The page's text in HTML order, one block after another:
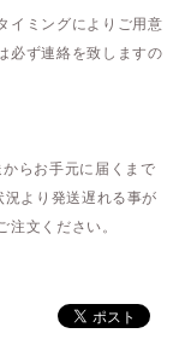
イミングによりご用意
必ず連絡を致しますの
らお手元に届くまで
より発送遅れる事が
文ください。